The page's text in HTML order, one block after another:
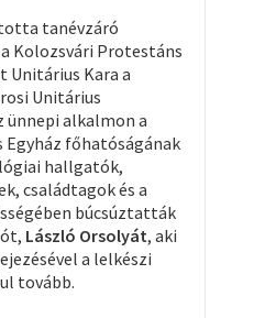
tanévzáró
Kolozsvári Protestáns
Unitárius Kara a
Unitárius
ünnepi alkalmon a
Egyház főhatóságának
hallgatók,
családtagok és a
búcsúztatták
László Orsolyát, aki
a lelkészi
tovább.